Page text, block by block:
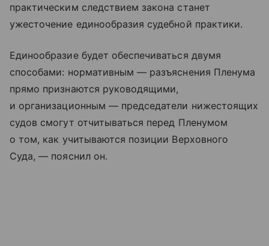
практическим следствием закона станет
ужесточение единообразия судебной практики.
Единообразие будет обеспечиваться двумя
способами: нормативным — разъяснения Пленума
прямо признаются руководящими,
и организационным — председатели нижестоящих
судов смогут отчитываться перед Пленумом
о том, как учитываются позиции Верховного
Суда, — пояснил он.